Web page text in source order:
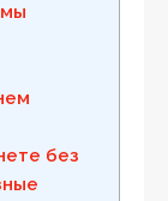
без